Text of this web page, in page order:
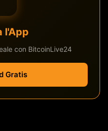
l'App
con BitcoinLive24
Gratis